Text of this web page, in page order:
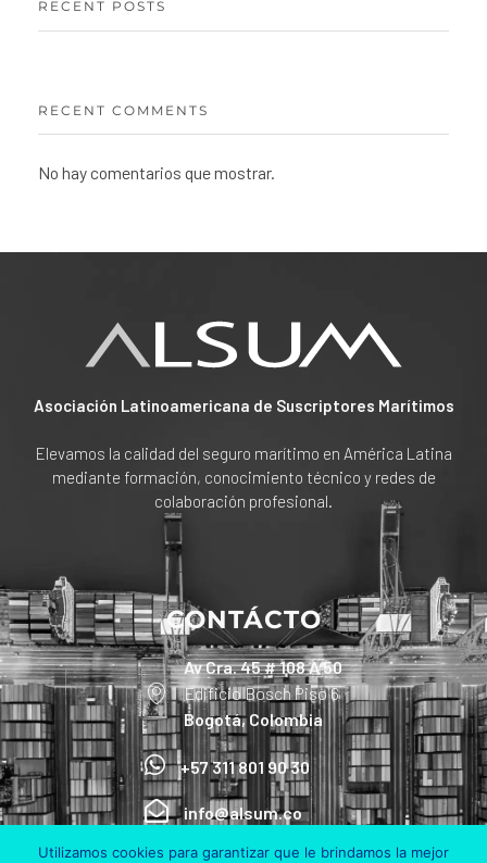
RECENT POSTS
RECENT COMMENTS
No hay comentarios que mostrar.
Asociación Latinoamericana de Suscriptores Marítimos
Elevamos la calidad del seguro marítimo en América Latina
mediante formación, conocimiento técnico y redes de
colaboración profesional.
CONTÁCTO
Av Cra. 45 # 108 A 50
Edificio Bosch Piso 6
Bogotá, Colombia
+57 311 801 90 30
info@alsum.co
Utilizamos cookies para garantizar que le brindamos la mejor